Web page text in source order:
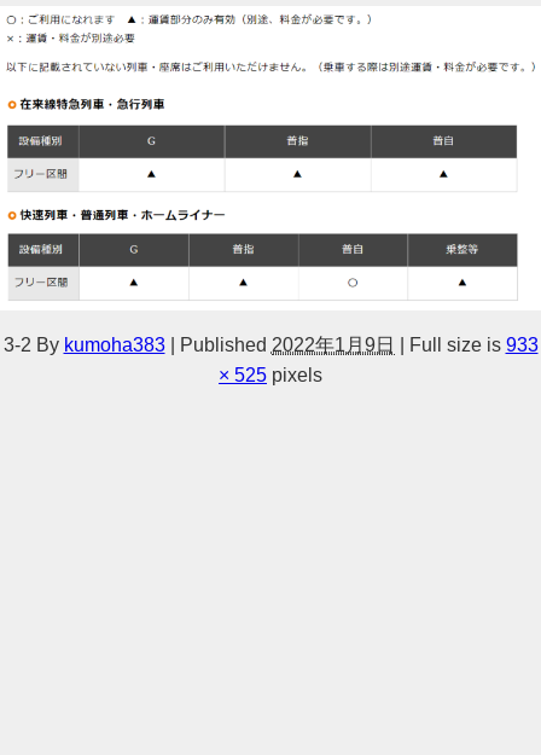
3-2 By kumoha383 Published 2022年1月9日 Full size is 933
× 525 pixels